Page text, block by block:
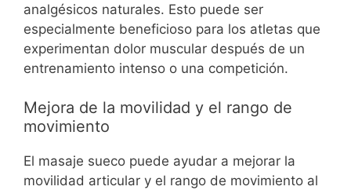
analgésicos naturales. Esto puede ser
especialmente beneficioso para los atletas que
experimentan dolor muscular después de un
entrenamiento intenso o una competición.
Mejora de la movilidad y el rango de
movimiento
El masaje sueco puede ayudar a mejorar la
movilidad articular y el rango de movimiento al